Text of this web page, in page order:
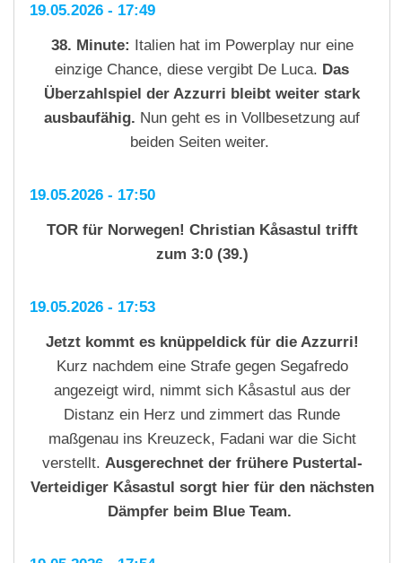
19.05.2026 - 17:49
38. Minute: Italien hat im Powerplay nur eine
einzige Chance, diese vergibt De Luca. Das
Überzahlspiel der Azzurri bleibt weiter stark
ausbaufähig. Nun geht es in Vollbesetzung auf
beiden Seiten weiter.
19.05.2026 - 17:50
TOR für Norwegen! Christian Kåsastul trifft
zum 3:0 (39.)
19.05.2026 - 17:53
Jetzt kommt es knüppeldick für die Azzurri!
Kurz nachdem eine Strafe gegen Segafredo
angezeigt wird, nimmt sich Kåsastul aus der
Distanz ein Herz und zimmert das Runde
maßgenau ins Kreuzeck, Fadani war die Sicht
verstellt. Ausgerechnet der frühere Pustertal-
Verteidiger Kåsastul sorgt hier für den nächsten
Dämpfer beim Blue Team.